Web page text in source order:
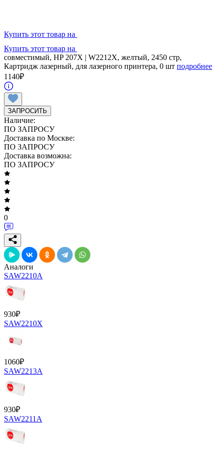
Купить этот товар на
Купить этот товар на
совместимый, HP 207X | W2212X, желтый, 2450 стр,
Картридж лазерный, для лазерного принтера, 0 шт подробнее
1140₽
ЗАПРОСИТЬ
Наличие:
ПО ЗАПРОСУ
Доставка по Москве:
ПО ЗАПРОСУ
Доставка возможна:
ПО ЗАПРОСУ
0
Аналоги
SAW2210A
930₽
SAW2210X
1060₽
SAW2213A
930₽
SAW2211A